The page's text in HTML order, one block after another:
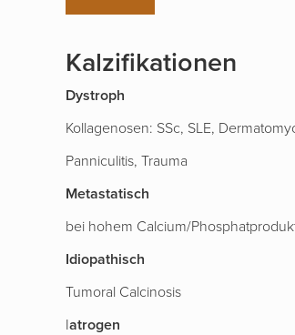
Kalzifikationen
Dystroph
Kollagenosen: SSc, SLE,
Panniculitis, Trauma
Metastatisch
bei hohem Calcium/
Idiopathisch
Tumoral Calcinosis
Iatrogen